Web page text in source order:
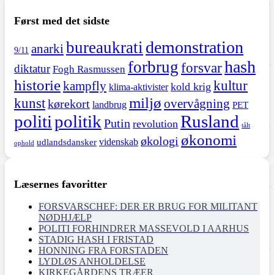
Først med det sidste
9/11 anarki bureaukrati demonstration
diktatur Fogh Rasmussen forbrugforsvarhash
historiekampfly klima-aktivister kold krig kultur
kunstkørekort landbrug miljø overvågning PET
politipolitik Putin revolution Rusland tålt
ophold udlandsdansker videnskab økologi økonomi
Læsernes favoritter
FORSVARSCHEF: DER ER BRUG FOR MILITANT
NØDHJÆLP
POLITI FORHINDRER MASSEVOLD I AARHUS
STADIG HASH I FRISTAD
HONNING FRA FORSTADEN
LYDLØS ANHOLDELSE
KIRKEGÅRDENS TRÆER